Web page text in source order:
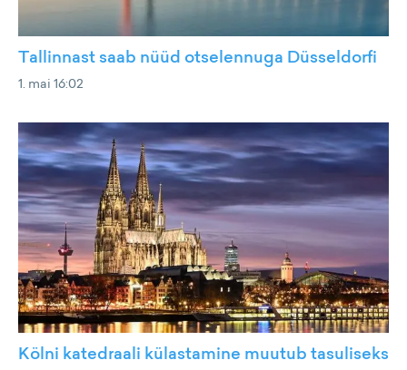
Tallinnast saab nüüd otselennuga Düsseldorfi
1. mai 16:02
Kölni katedraali külastamine muutub tasuliseks